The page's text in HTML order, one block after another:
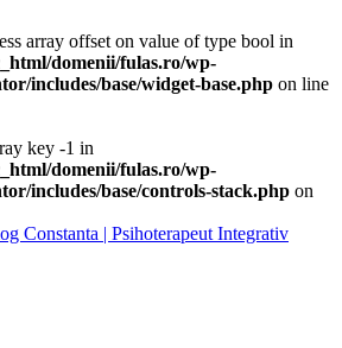
array offset on value of type bool in
domenii/fulas.ro/wp-
includes/base/widget-base.php on line
key -1 in
domenii/fulas.ro/wp-
includes/base/controls-stack.php on